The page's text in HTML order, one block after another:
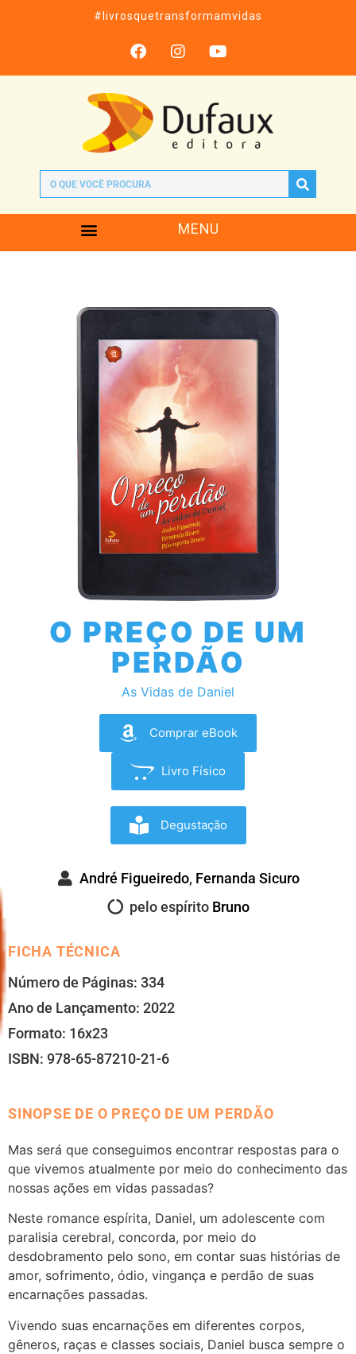
#livrosquetransformamvidas
MENU
O PREÇO DE UM
PERDÃO
As Vidas de Daniel
Comprar eBook
Livro Físico
Degustação
André Figueiredo, Fernanda Sicuro
pelo espírito Bruno
FICHA TÉCNICA
Número de Páginas: 334
Ano de Lançamento: 2022
Formato: 16x23
ISBN: 978-65-87210-21-6
SINOPSE DE O PREÇO DE UM PERDÃO
Mas será que conseguimos encontrar respostas para o
que vivemos atualmente por meio do conhecimento das
nossas ações em vidas passadas?
Neste romance espírita, Daniel, um adolescente com
paralisia cerebral, concorda, por meio do
desdobramento pelo sono, em contar suas histórias de
amor, sofrimento, ódio, vingança e perdão de suas
encarnações passadas.
Vivendo suas encarnações em diferentes corpos,
gêneros, raças e classes sociais, Daniel busca sempre o